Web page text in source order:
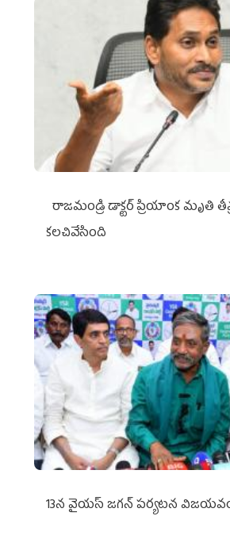
రాజమండ్రి డాక్టర్‌ ప్రియాంక మృతి
కలచివేసింది
13న వైయస్‌ జగన్‌ పర్యటన